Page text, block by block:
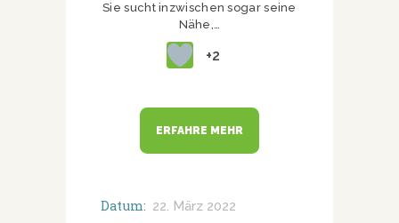
Sie sucht inzwischen sogar seine
Nähe,…
+2
ERFAHRE MEHR
Datum: 22. März 2022